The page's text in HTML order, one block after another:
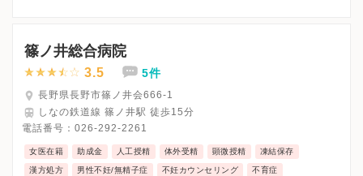
※詳細はクリニックHPを確認、または直接お問い合わせくださ
篠ノ井総合病院
3.5 5件
長野県長野市篠ノ井会666-1
しなの鉄道線 篠ノ井駅 徒歩15分
電話番号： 026-292-2261
女医在籍 助成金 人工授精 体外受精 顕微授精 凍結保存
漢方処方 男性不妊/無精子症 不妊カウンセリング 不育症